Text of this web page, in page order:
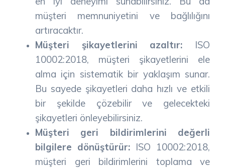
müşteri memnuniyetini ve bağlılığını
artıracaktır.
Müşteri şikayetlerini azaltır: ISO
10002:2018, müşteri şikayetlerini ele
alma için sistematik bir yaklaşım sunar.
Bu sayede şikayetleri daha hızlı ve etkili
bir şekilde çözebilir ve gelecekteki
şikayetleri önleyebilirsiniz.
Müşteri geri bildirimlerini değerli
bilgilere dönüştürür: ISO 10002:2018,
müşteri geri bildirimlerini toplama ve